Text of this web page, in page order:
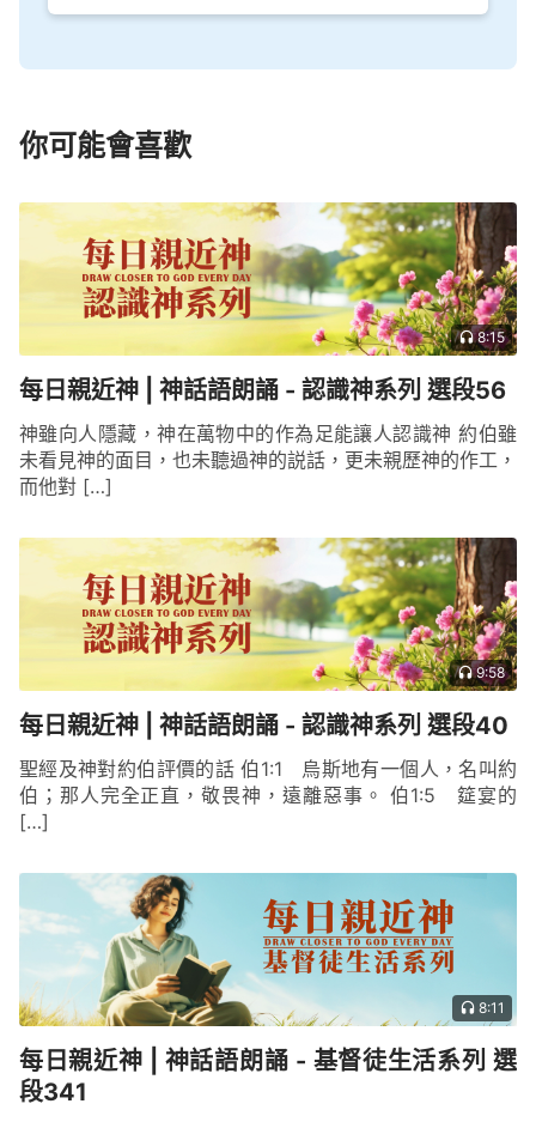
你可能會喜歡
8:15
每日親近神 | 神話語朗誦 - 認識神系列 選段56
神雖向人隱藏，神在萬物中的作為足能讓人認識神 約伯雖
未看見神的面目，也未聽過神的説話，更未親歷神的作工，
而他對 […]
9:58
每日親近神 | 神話語朗誦 - 認識神系列 選段40
聖經及神對約伯評價的話 伯1:1 烏斯地有一個人，名叫約
伯；那人完全正直，敬畏神，遠離惡事。 伯1:5 筵宴的
[…]
8:11
每日親近神 | 神話語朗誦 - 基督徒生活系列 選
段341